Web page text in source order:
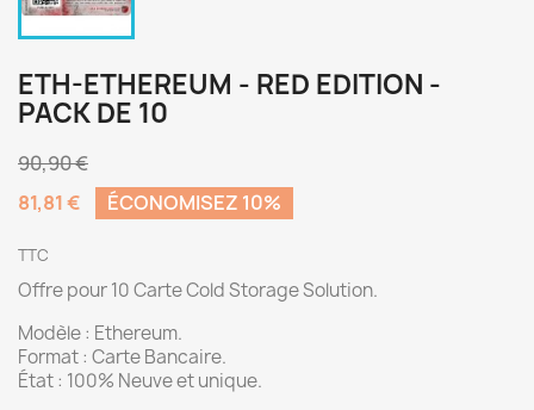
ETH-ETHEREUM - RED EDITION -
PACK DE 10
90,90 €
81,81 €
ÉCONOMISEZ 10%
TTC
Offre pour 10 Carte Cold Storage Solution.
Modèle : Ethereum.
Format : Carte Bancaire.
État : 100% Neuve et unique.